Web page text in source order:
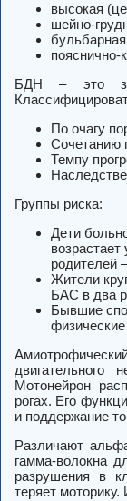
высокая
шейно-
пояснично-
БДН – это
По очагу
Сочетанию
Темпу
Группы риска:
Дети
родителей
Жители
БАС в два
Бывшие
Мотонейрон
рогах. Его
и поддержание
Различают
гамма-волокна
разрушения в
теряет